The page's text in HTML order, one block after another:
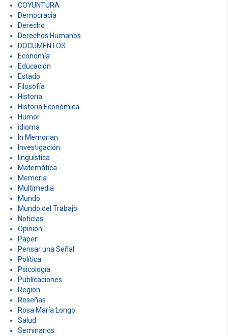
COYUNTURA
Democracia
Derecho
Derechos Humanos
DOCUMENTOS
Economía
Educación
Estado
Filosofía
Historia
Historia Económica
Humor
idioma
In Memorian
Investigación
linguística
Matemática
Memoria
Multimedia
Mundo
Mundo del Trabajo
Noticias
Opiniòn
Paper
Pensar una Señal
Política
Psicología
Publicaciones
Regiòn
Reseñas
Rosa María Longo
Salud
Seminarios